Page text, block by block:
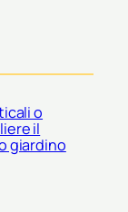
o
il
giardino